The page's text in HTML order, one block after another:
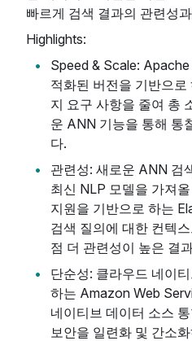
빠르게 검색 결과의 관련성
Highlights:
Speed & Scale:
적화된 버전을 기반으
지 요구 사항을 줄여 총
운 ANN 기능을 통해 통
다.
관련성: 새로운 ANN 검
최신 NLP 모델을 가져
지원을 기반으로 하는
검색 질의에 대한 컨텍
점 더 관련성이 높은 결
단순성: 클라우드 네이
하는 Amazon Web
네이티브 데이터 소스
보안을 일련화 및 간소